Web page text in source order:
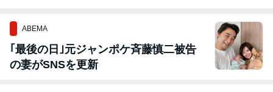
ABEMA
｢最後の日｣元ジャンポケ斉藤慎二被告
の妻がSNSを更新